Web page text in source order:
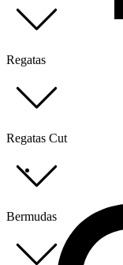
Regatas
Regatas Cut
Bermudas